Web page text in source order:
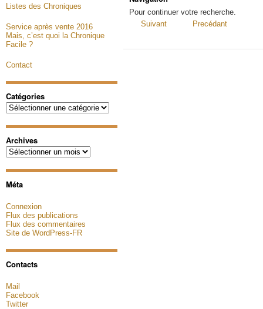
Listes des Chroniques
Service après vente 2016
Mais, c’est quoi la Chronique
Facile ?
Contact
Catégories
Catégories
Archives
Archives
Méta
Connexion
Flux des publications
Flux des commentaires
Site de WordPress-FR
Contacts
Mail
Facebook
Twitter
Pour continuer votre recherche.
Suivant
Precédant